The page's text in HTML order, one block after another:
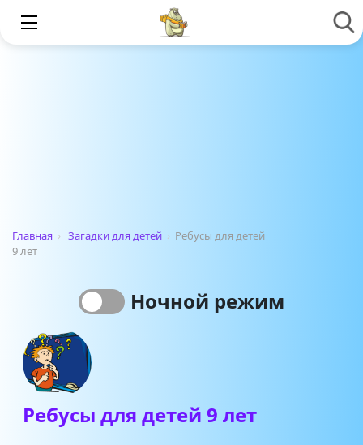
Главная › Загадки для детей › Ребусы для детей
9 лет
Ночной режим
Ребусы для детей 9 лет